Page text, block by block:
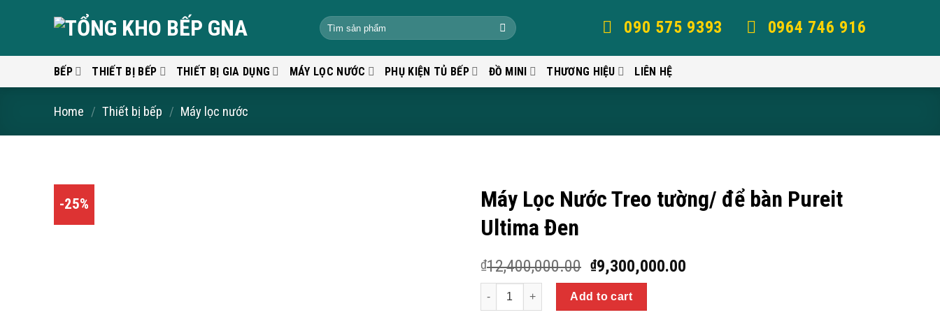
090 575 9393 0964 746 916
BẾP THIẾT BỊ BẾP THIẾT BỊ GIA DỤNG MÁY LỌC NƯỚC PHỤ KIỆN TỦ BẾP ĐỒ MINI THƯƠNG HIỆU LIÊN HỆ
Home / Thiết bị bếp / Máy lọc nước
-25%
Máy Lọc Nước Treo tường/ để bàn Pureit
Ultima Đen
₫12,400,000.00 ₫9,300,000.00
Quantity
Add to cart